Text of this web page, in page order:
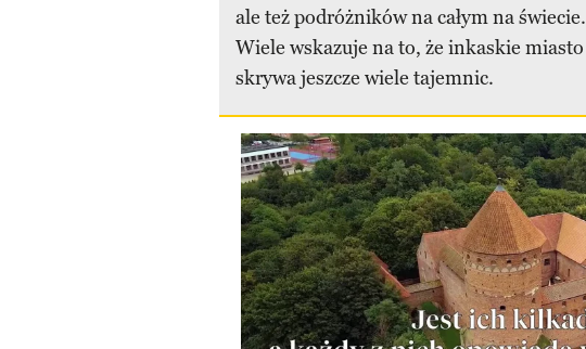
ale też podróżników na całym na świecie.
Wiele wskazuje na to, że inkaskie miasto
skrywa jeszcze wiele tajemnic.